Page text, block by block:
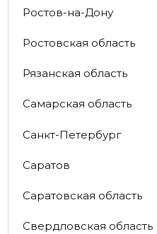
Ростов-на-Дону
Ростовская область
Рязанская область
Самарская область
Санкт-Петербург
Саратов
Саратовская область
Свердловская область